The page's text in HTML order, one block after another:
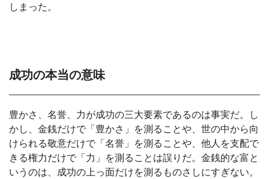
しまった。
成功の本当の意味
豊かさ、名誉、力が成功の三大要素であるのは事実だ。し
かし、金銭だけで「豊かさ」を測ることや、世の中から向
けられる敬意だけで「名誉」を測ることや、他人を支配で
きる権力だけで「力」を測ることは誤りだ。金銭的な富と
いうのは、成功の上っ面だけを測るものさしにすぎない。